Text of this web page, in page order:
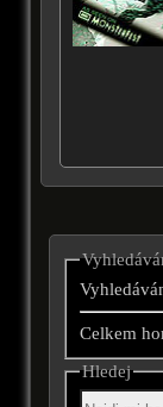
Celkem
Hledej